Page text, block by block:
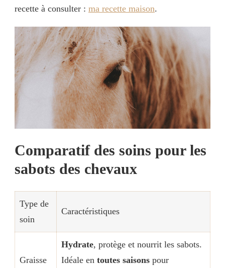
recette à consulter : ma recette maison.
Comparatif des soins pour les
sabots des chevaux
Type de
soin
Caractéristiques
Graisse
Hydrate, protège et nourrit les sabots.
Idéale en toutes saisons pour